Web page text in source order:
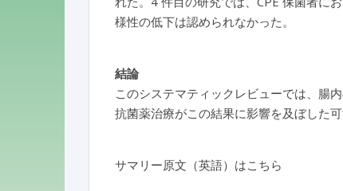
様性の低下は認められなかった。
結論
このシステマティックレビューでは、腸
抗菌薬治療がこの結果に影響を及ぼした可
サマリー原文（英語）はこちら